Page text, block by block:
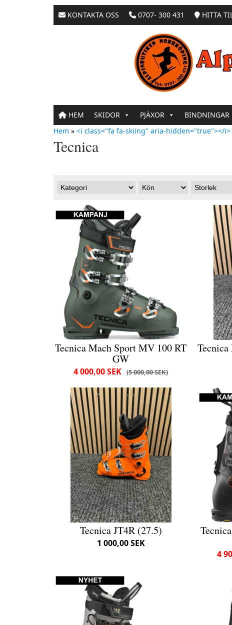
KONTAKTA OSS 0707- 300 431 HITTA
HEM SKIDOR PJÄXOR BINDNINGAR
Hem » <i class="fa fa-skiing" aria-hidden="true"></i>
Tecnica
Tecnica Mach Sport MV 100 RT
GW
5 000,00 SEK
4 000,00 SEK
Tecnica JT4R (27.5)
1 000,00 SEK
4